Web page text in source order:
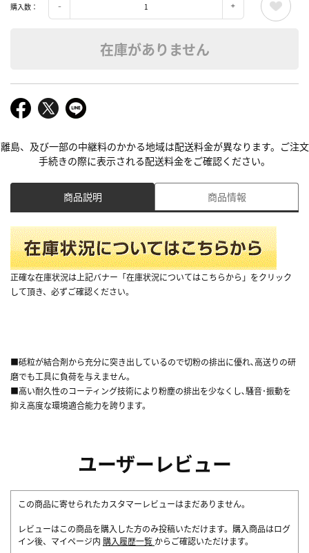
購入数：
在庫がありません
離島、及び一部の中継料のかかる地域は配送料金が異なります。ご注文
手続きの際に表示される配送料金をご確認ください。
商品説明 商品情報
正確な在庫状況は上記バナー「在庫状況についてはこちらから」をクリック
して頂き、必ずご確認ください。
■砥粒が結合剤から充分に突き出しているので切粉の排出に優れ､高送りの研
磨でも工具に負荷を与えません。
■高い耐久性のコーティング技術により粉塵の排出を少なくし､騒音･振動を
抑え高度な環境適合能力を誇ります。
ユーザーレビュー
この商品に寄せられたカスタマーレビューはまだありません。
レビューはこの商品を購入した方のみ投稿いただけます。購入商品はログ
イン後、マイページ内 購入履歴一覧 からご確認いただけます。